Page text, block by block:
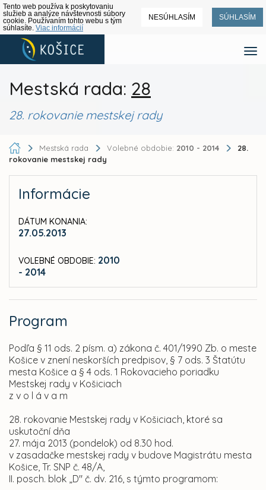
Tento web používa k poskytovaniu
služieb a analýze návštevnosti súbory
cookie. Používaním tohto webu s tým
súhlasíte. Viac informácií
NESÚHLASÍM SÚHLASÍM
Mestská rada: 28
28. rokovanie mestskej rady
Mestská rada Volebné obdobie: 2010 - 2014
28.
rokovanie mestskej rady
Informácie
DÁTUM KONANIA:
27.05.2013
VOLEBNÉ OBDOBIE: 2010
- 2014
Program
Podľa § 11 ods. 2 písm. a) zákona č. 401/1990 Zb. o meste
Košice v znení neskorších predpisov, § 7 ods. 3 Štatútu
mesta Košice a § 4 ods. 1 Rokovacieho poriadku
Mestskej rady v Košiciach
z v o l á v a m
28. rokovanie Mestskej rady v Košiciach, ktoré sa
uskutoční dňa
27. mája 2013 (pondelok) od 8.30 hod.
v zasadačke mestskej rady v budove Magistrátu mesta
Košice, Tr. SNP č. 48/A,
II. posch. blok „D" č. dv. 216, s týmto programom: